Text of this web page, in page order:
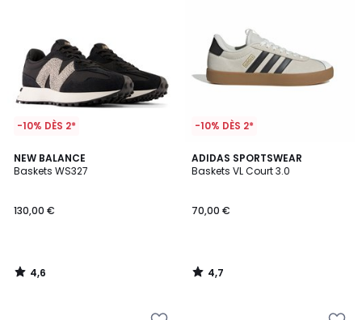
-10% DÈS 2*
NEW BALANCE
Baskets WS327
130,00 €
4,6
/ 5
4,6
/
-10% DÈS 2*
ADIDAS SPORTSWEAR
Baskets VL Court 3.0
70,00 €
4,7
/ 5
4,7
/